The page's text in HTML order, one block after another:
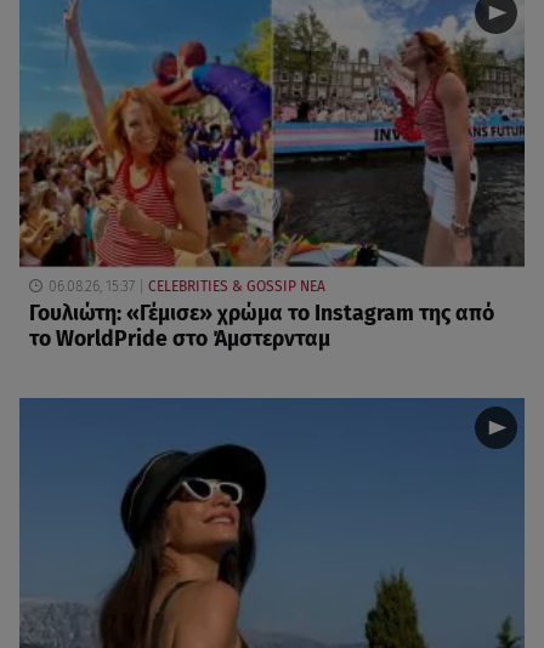
06.08.26, 15:37 CELEBRITIES & GOSSIP ΝΕΑ
Γουλιώτη: «Γέμισε» χρώμα το Instagram της από
το WorldPride στο Άμστερνταμ